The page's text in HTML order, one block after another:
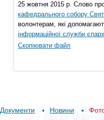
25 жовтня 2015 р. Слово
кафедрального собору
волонтерам, які
інформаційної служби
Скопіювати файл
Документи Новини